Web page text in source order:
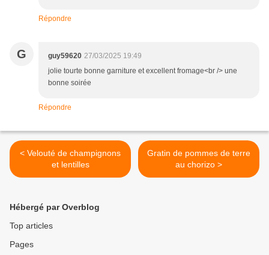
Répondre
G guy59620 27/03/2025 19:49
jolie tourte bonne garniture et excellent fromage<br /> une
bonne soirée
Répondre
< Velouté de champignons
et lentilles
Gratin de pommes de terre
au chorizo >
Hébergé par Overblog
Top articles
Pages